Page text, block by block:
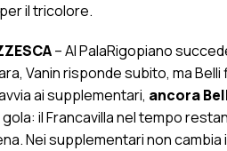
il tricolore.
– Al PalaRigopiano
Vanin risponde subito, ma
ai supplementari, ancora
il Francavilla nel tempo
Nei supplementari non